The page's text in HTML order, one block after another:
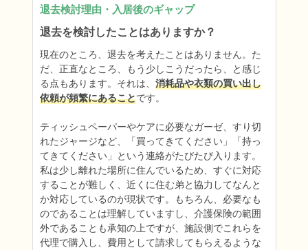
退去検討理由・入居後のギャップ
退去を検討したことはありますか？
現在のところ、退去を考えたことはありません。た
だ、正直なところ、もう少しこうだったら、と感じ
る点もあります。それは、 消耗品や衣類の買い出し
依頼が頻繁にあることです。
ティッシュペーパーやケアに必要なガーゼ、すり切
れたジャージなど、「買ってきてください」「持っ
てきてください」という連絡がたびたび入ります。
私は少し離れた場所に住んでいるため、すぐに対応
することが難しく、近くに住む弟と協力してなんと
か対応しているのが現状です。もちろん、必要なも
のであることは理解していますし、介護保険の範囲
外であることも承知の上ですが、施設側でこれらを
代理で購入し、費用として請求してもらえるような